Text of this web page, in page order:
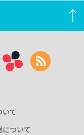
いて
について